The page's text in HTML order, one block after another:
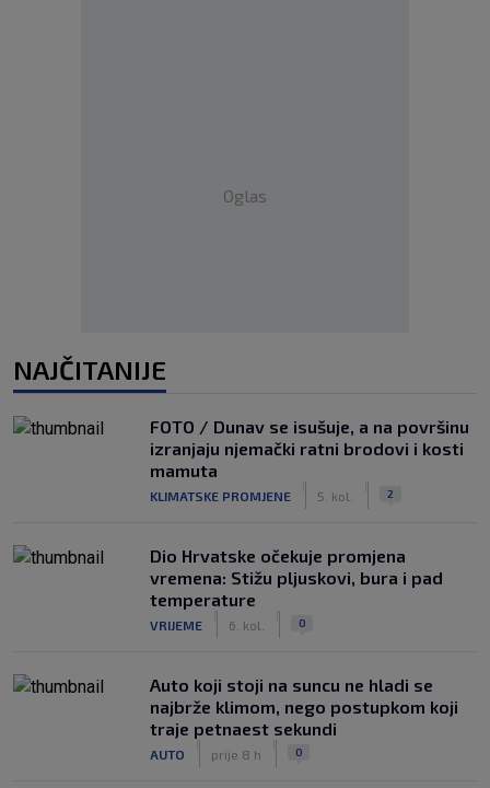
Oglas
NAJČITANIJE
FOTO / Dunav se isušuje, a na površinu
izranjaju njemački ratni brodovi i kosti
mamuta
KLIMATSKE PROMJENE 5. kol. 2
Dio Hrvatske očekuje promjena
vremena: Stižu pljuskovi, bura i pad
temperature
VRIJEME 6. kol. 0
Auto koji stoji na suncu ne hladi se
najbrže klimom, nego postupkom koji
traje petnaest sekundi
AUTO prije 8 h 0